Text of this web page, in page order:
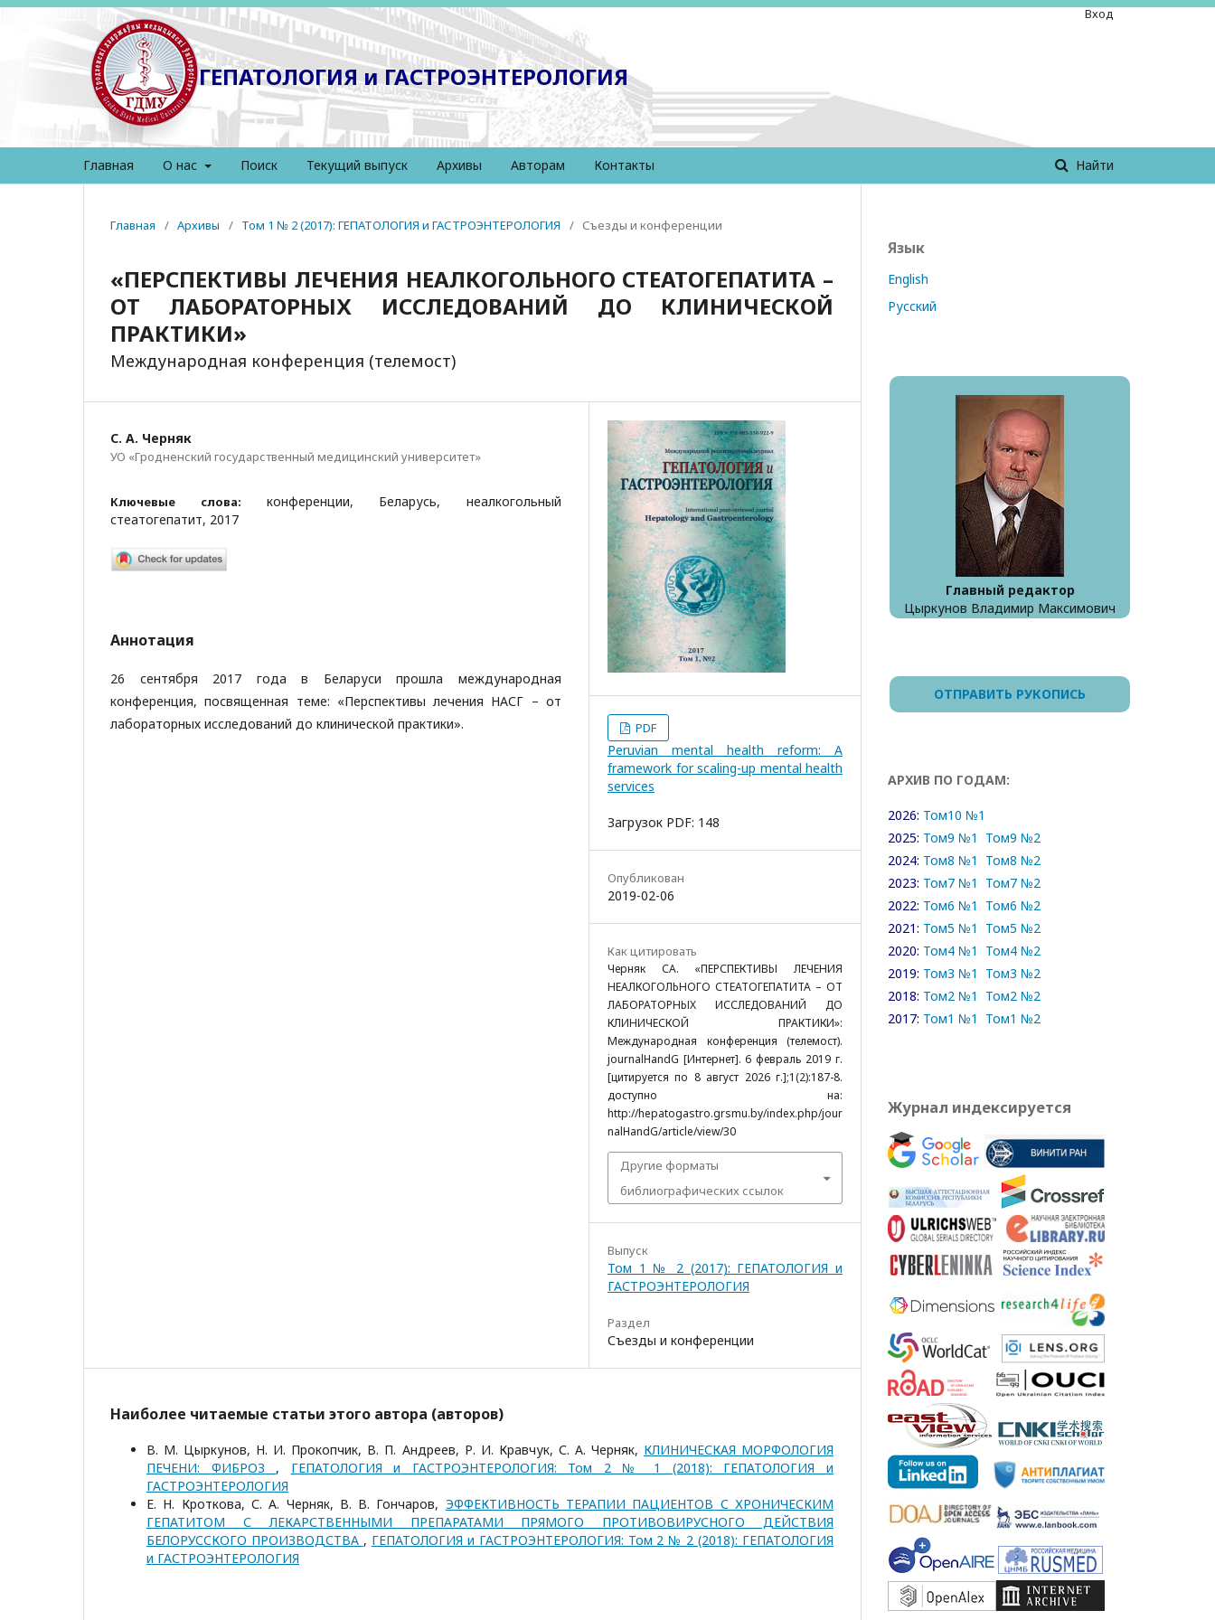
ГЕПАТОЛОГИЯ и ГАСТРОЭНТЕРОЛОГИЯ
Главная О нас Поиск Текущий выпуск Архивы Авторам Контакты Найти
Вход
Главная / Архивы / Том 1 № 2 (2017): ГЕПАТОЛОГИЯ и ГАСТРОЭНТЕРОЛОГИЯ / Съезды и конференции
«ПЕРСПЕКТИВЫ ЛЕЧЕНИЯ НЕАЛКОГОЛЬНОГО СТЕАТОГЕПАТИТА –
ОТ ЛАБОРАТОРНЫХ ИССЛЕДОВАНИЙ ДО КЛИНИЧЕСКОЙ
ПРАКТИКИ»
Международная конференция (телемост)
С. А. Черняк
УО «Гродненский государственный медицинский университет»
Ключевые слова: конференции, Беларусь, неалкогольный
стеатогепатит, 2017
Аннотация
26 сентября 2017 года в Беларуси прошла международная
конференция, посвященная теме: «Перспективы лечения НАСГ – от
лабораторных исследований до клинической практики».
PDF
Peruvian mental health reform: A
framework for scaling-up mental health
services
Загрузок PDF: 148
Опубликован
2019-02-06
Как цитировать
Черняк СА. «ПЕРСПЕКТИВЫ ЛЕЧЕНИЯ
НЕАЛКОГОЛЬНОГО СТЕАТОГЕПАТИТА – ОТ
ЛАБОРАТОРНЫХ ИССЛЕДОВАНИЙ ДО
КЛИНИЧЕСКОЙ ПРАКТИКИ»:
Международная конференция (телемост).
journalHandG [Интернет]. 6 февраль 2019 г.
[цитируется по 8 август 2026 г.];1(2):187-8.
доступно на:
http://hepatogastro.grsmu.by/index.php/jour
nalHandG/article/view/30
Другие форматы
библиографических ссылок
Выпуск
Том 1 № 2 (2017): ГЕПАТОЛОГИЯ и
ГАСТРОЭНТЕРОЛОГИЯ
Раздел
Съезды и конференции
Наиболее читаемые статьи этого автора (авторов)
В. М. Цыркунов, Н. И. Прокопчик, В. П. Андреев, Р. И. Кравчук, С. А. Черняк, КЛИНИЧЕСКАЯ МОРФОЛОГИЯ
ПЕЧЕНИ: ФИБРОЗ , ГЕПАТОЛОГИЯ и ГАСТРОЭНТЕРОЛОГИЯ: Том 2 № 1 (2018): ГЕПАТОЛОГИЯ и
ГАСТРОЭНТЕРОЛОГИЯ
Е. Н. Кроткова, С. А. Черняк, В. В. Гончаров, ЭФФЕКТИВНОСТЬ ТЕРАПИИ ПАЦИЕНТОВ С ХРОНИЧЕСКИМ
ГЕПАТИТОМ С ЛЕКАРСТВЕННЫМИ ПРЕПАРАТАМИ ПРЯМОГО ПРОТИВОВИРУСНОГО ДЕЙСТВИЯ
БЕЛОРУССКОГО ПРОИЗВОДСТВА , ГЕПАТОЛОГИЯ и ГАСТРОЭНТЕРОЛОГИЯ: Том 2 № 2 (2018): ГЕПАТОЛОГИЯ
и ГАСТРОЭНТЕРОЛОГИЯ
Язык
English
Русский
Главный редактор
Цыркунов Владимир Максимович
ОТПРАВИТЬ РУКОПИСЬ
АРХИВ ПО ГОДАМ:
2026: Том10 №1
2025: Том9 №1
Том9 №2
2024: Том8 №1
Том8 №2
2023: Том7 №1
Том7 №2
2022: Том6 №1
Том6 №2
2021: Том5 №1
Том5 №2
2020: Том4 №1
Том4 №2
2019: Том3 №1
Том3 №2
2018: Том2 №1
Том2 №2
2017: Том1 №1 Том1 №2
Журнал индексируется